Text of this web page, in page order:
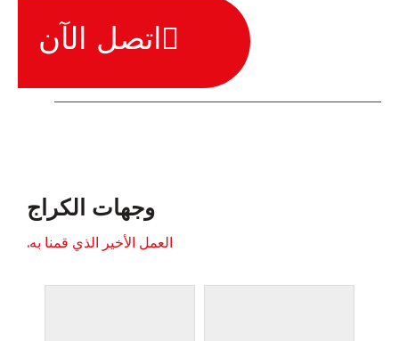
اتصل الآن
وجهات الكراج
العمل الأخير الذي قمنا به.